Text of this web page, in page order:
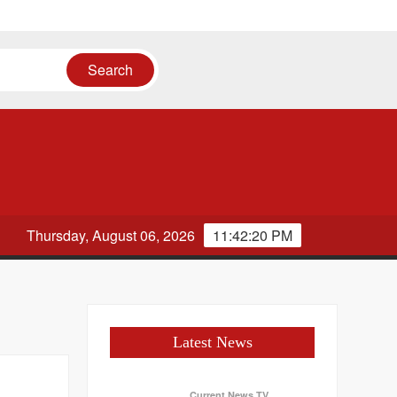
11:42:20 PM
Thursday, August 06, 2026
Latest News